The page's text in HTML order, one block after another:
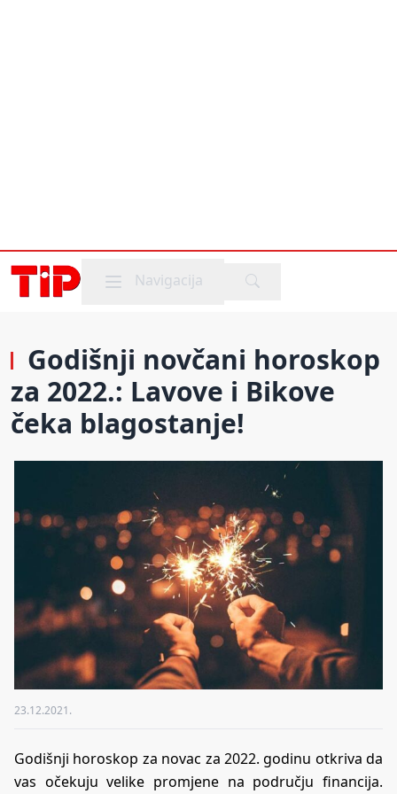
Mobile menu
Navigacija
Godišnji novčani horoskop
za 2022.: Lavove i Bikove
čeka blagostanje!
23.12.2021.
Godišnji horoskop za novac za 2022. godinu otkriva da
vas očekuju velike promjene na području financija.